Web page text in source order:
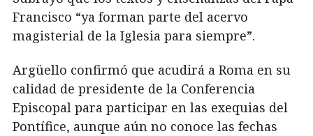
Francisco “ya forman parte del acervo
magisterial de la Iglesia para siempre”.
Argüello confirmó que acudirá a Roma en su
calidad de presidente de la Conferencia
Episcopal para participar en las exequias del
Pontífice, aunque aún no conoce las fechas